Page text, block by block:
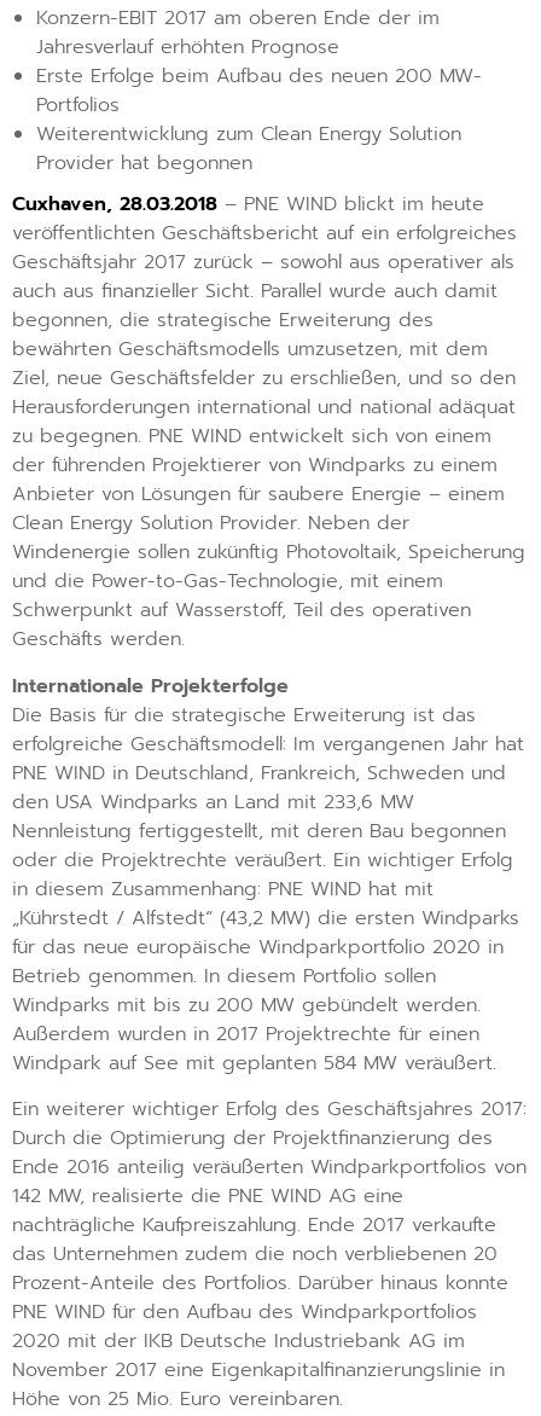
Konzern-EBIT 2017 am oberen Ende der im
Jahresverlauf erhöhten Prognose
Erste Erfolge beim Aufbau des neuen 200 MW-
Portfolios
Weiterentwicklung zum Clean Energy Solution
Provider hat begonnen
Cuxhaven, 28.03.2018 – PNE WIND blickt im heute
veröffentlichten Geschäftsbericht auf ein erfolgreiches
Geschäftsjahr 2017 zurück – sowohl aus operativer als
auch aus finanzieller Sicht. Parallel wurde auch damit
begonnen, die strategische Erweiterung des
bewährten Geschäftsmodells umzusetzen, mit dem
Ziel, neue Geschäftsfelder zu erschließen, und so den
Herausforderungen international und national adäquat
zu begegnen. PNE WIND entwickelt sich von einem
der führenden Projektierer von Windparks zu einem
Anbieter von Lösungen für saubere Energie – einem
Clean Energy Solution Provider. Neben der
Windenergie sollen zukünftig Photovoltaik, Speicherung
und die Power-to-Gas-Technologie, mit einem
Schwerpunkt auf Wasserstoff, Teil des operativen
Geschäfts werden.
Internationale Projekterfolge
Die Basis für die strategische Erweiterung ist das
erfolgreiche Geschäftsmodell: Im vergangenen Jahr hat
PNE WIND in Deutschland, Frankreich, Schweden und
den USA Windparks an Land mit 233,6 MW
Nennleistung fertiggestellt, mit deren Bau begonnen
oder die Projektrechte veräußert. Ein wichtiger Erfolg
in diesem Zusammenhang: PNE WIND hat mit
„Kührstedt / Alfstedt“ (43,2 MW) die ersten Windparks
für das neue europäische Windparkportfolio 2020 in
Betrieb genommen. In diesem Portfolio sollen
Windparks mit bis zu 200 MW gebündelt werden.
Außerdem wurden in 2017 Projektrechte für einen
Windpark auf See mit geplanten 584 MW veräußert.
Ein weiterer wichtiger Erfolg des Geschäftsjahres 2017:
Durch die Optimierung der Projektfinanzierung des
Ende 2016 anteilig veräußerten Windparkportfolios von
142 MW, realisierte die PNE WIND AG eine
nachträgliche Kaufpreiszahlung. Ende 2017 verkaufte
das Unternehmen zudem die noch verbliebenen 20
Prozent-Anteile des Portfolios. Darüber hinaus konnte
PNE WIND für den Aufbau des Windparkportfolios
2020 mit der IKB Deutsche Industriebank AG im
November 2017 eine Eigenkapitalfinanzierungslinie in
Höhe von 25 Mio. Euro vereinbaren.